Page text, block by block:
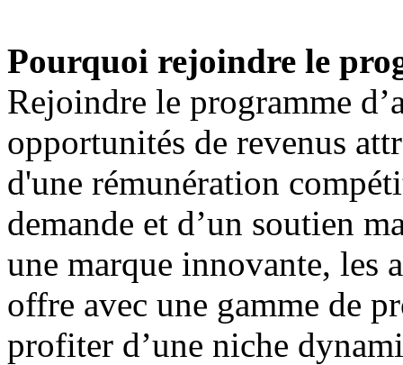
Pourquoi rejoindre le
Rejoindre le programme
opportunités de revenus
d'une rémunération
demande et d’un soutien
une marque innovante, les
offre avec une gamme de
profiter d’une niche